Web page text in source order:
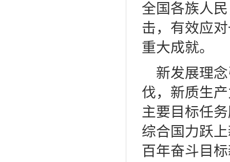
全国各族人
击，有效应
重大成就。
新发展理
伐，新质生
主要目标任
综合国力跃
百年奋斗目